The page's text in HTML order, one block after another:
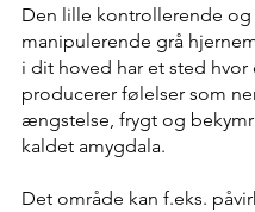
Den lille kontrollerende og
manipulerende grå
i dit hoved har et sted hvor
producerer følelser som
ængstelse, frygt og
kaldet amygdala.
Det område kan f.eks.